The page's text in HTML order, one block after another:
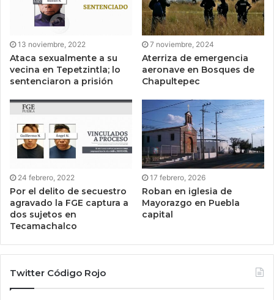
13 noviembre, 2022
Ataca sexualmente a su
vecina en Tepetzintla; lo
sentenciaron a prisión
7 noviembre, 2024
Aterriza de emergencia
aeronave en Bosques de
Chapultepec
24 febrero, 2022
Por el delito de secuestro
agravado la FGE captura a
dos sujetos en
Tecamachalco
17 febrero, 2026
Roban en iglesia de
Mayorazgo en Puebla
capital
Twitter Código Rojo